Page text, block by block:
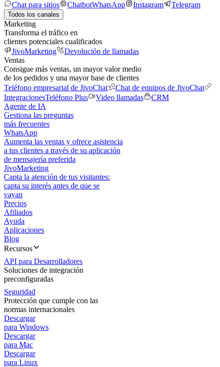
Chat para sitios
ChatbotWhatsApp Instagram Telegram
Todos los canales
Marketing
Transforma el tráfico en
clientes potenciales cualificados
JivoMarketing
Devolución de llamadas
Ventas
Consigue más ventas, un mayor valor medio
de los pedidos y una mayor base de clientes
Teléfono empresarial de JivoChat
Chat de equipos de JivoChat
IntegracionesTeléfono Plus Video llamadas
CRM
Agente de IA
Gestiona las preguntas
más frecuentes
WhatsApp
Aumenta las ventas y ofrece asistencia
a tus clientes a través de su aplicación
de mensajería preferida
JivoMarketing
Capta la atención de tus visitantes:
capta su interés antes de que se
vayan
Precios
Afiliados
Ayuda
Aplicaciones
Blog
Recursos
API para Desarrolladores
Soluciones de integración
preconfiguradas
Seguridad
Protección que cumple con las
normas internacionales
Descargar
para Windows
Descargar
para Mac
Descargar
para Linux